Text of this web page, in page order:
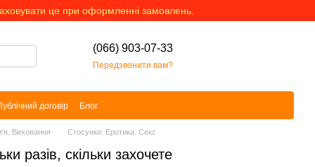
це при оформленні замовлень.
(066) 903-07-33
Передзвонити вам?
договір Блог
Виховання Стосунки. Еротика. Секс
разів, скільки захочете